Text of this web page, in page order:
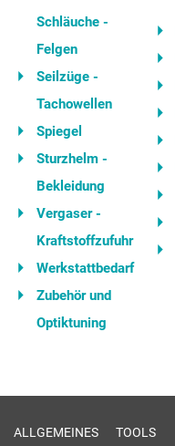
Schläuche -
Felgen
Seilzüge -
Tachowellen
Spiegel
Sturzhelm -
Bekleidung
Vergaser -
Kraftstoffzufuhr
Werkstattbedarf
Zubehör und
Optiktuning
ALLGEMEINES TOOLS